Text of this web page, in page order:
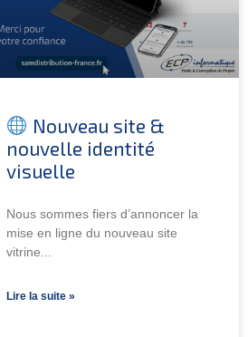
Nouveau site &
nouvelle identité
visuelle
Nous sommes fiers d’annoncer la
mise en ligne du nouveau site
vitrine
Lire la suite »